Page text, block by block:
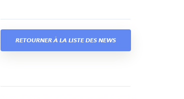
RETOURNER À LA LISTE DES NEWS